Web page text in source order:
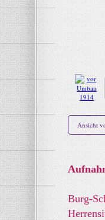
Ansicht
Burg-